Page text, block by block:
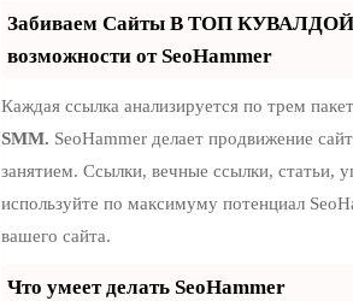
Забиваем Сайты В ТОП
возможности от SeoHammer
Каждая ссылка анализируется по трем
SMM. SeoHammer делает продвижение
занятием. Ссылки, вечные ссылки, статьи,
используйте по максимуму потенциал
вашего сайта.
Что умеет делать SeoHammer